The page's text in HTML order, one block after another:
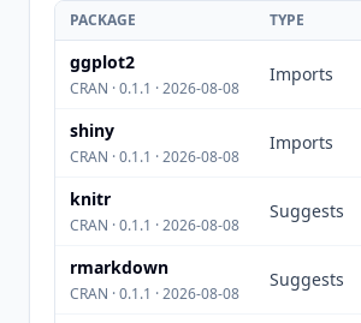
PACKAGE TYPE
ggplot2
CRAN · 0.1.1 · 2026-08-08
Imports
shiny
CRAN · 0.1.1 · 2026-08-08
Imports
knitr
CRAN · 0.1.1 · 2026-08-08
Suggests
rmarkdown
CRAN · 0.1.1 · 2026-08-08
Suggests